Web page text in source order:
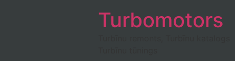
Turbomotors